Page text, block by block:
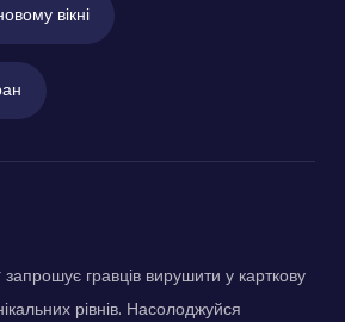
вікні
гравців вирушити у карткову
рівнів. Насолоджуйся